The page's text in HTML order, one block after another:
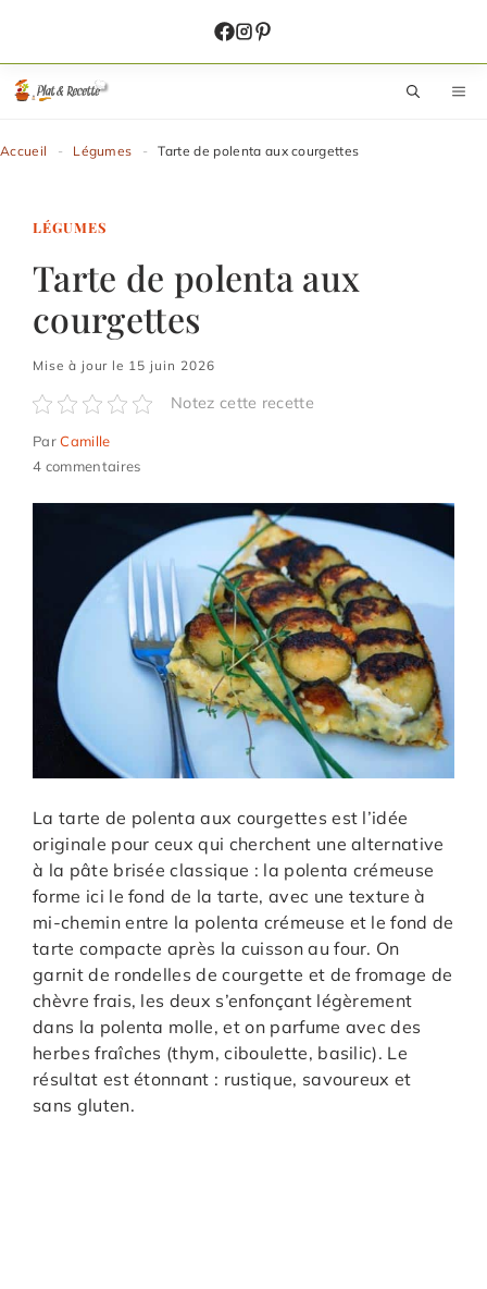
contenu
Accueil - Légumes - Tarte de polenta aux courgettes
LÉGUMES
Tarte de polenta aux
courgettes
Mise à jour le 15 juin 2026
Notez cette recette
ParCamille
4 commentaires
La tarte de polenta aux courgettes est l’idée
originale pour ceux qui cherchent une alternative
à la pâte brisée classique : la polenta crémeuse
forme ici le fond de la tarte, avec une texture à
mi-chemin entre la polenta crémeuse et le fond de
tarte compacte après la cuisson au four. On
garnit de rondelles de courgette et de fromage de
chèvre frais, les deux s’enfonçant légèrement
dans la polenta molle, et on parfume avec des
herbes fraîches (thym, ciboulette, basilic). Le
résultat est étonnant : rustique, savoureux et
sans gluten.